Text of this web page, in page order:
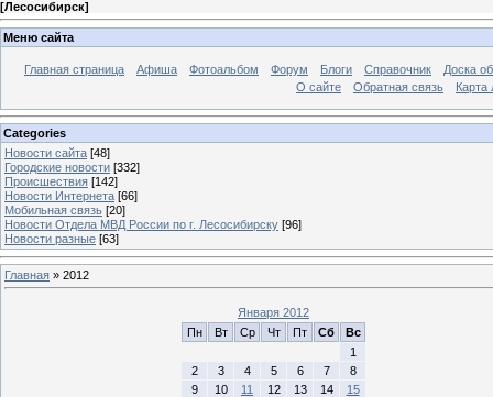
[Лесосибирск]
Меню сайта
Главная страница Афиша Фотоальбом Форум Блоги Справочник
Доска
О сайте
Обратная связь Карта
Categories
Новости сайта [48]
Городские новости [332]
Происшествия [142]
Новости Интернета [66]
Мобильная связь [20]
Новости Отдела МВД России по г. Лесосибирску [96]
Новости разные [63]
Главная » 2012
Января 2012
Пн
Вт Ср Чт Пт Сб
Вс
1
2
3 4 5 6 7
8
9
10 11 12 13 14
15